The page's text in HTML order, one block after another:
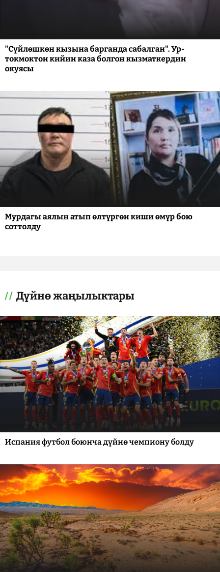
"Сүйлөшкөн кызына барганда сабалган". Ур-
токмоктон кийин каза болгон кызматкердин
окуясы
Мурдагы аялын атып өлтүргөн киши өмүр бою
соттолду
Дүйнө жаңылыктары
Испания футбол боюнча дүйнө чемпиону болду